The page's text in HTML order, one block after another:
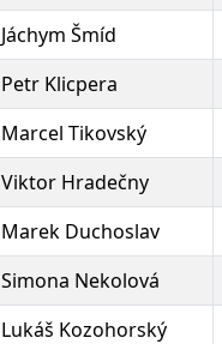
Jáchym Šmíd
Petr Klicpera
Marcel Tikovský
Viktor Hradečny
Marek Duchoslav
Simona Nekolová
Lukáš Kozohorský